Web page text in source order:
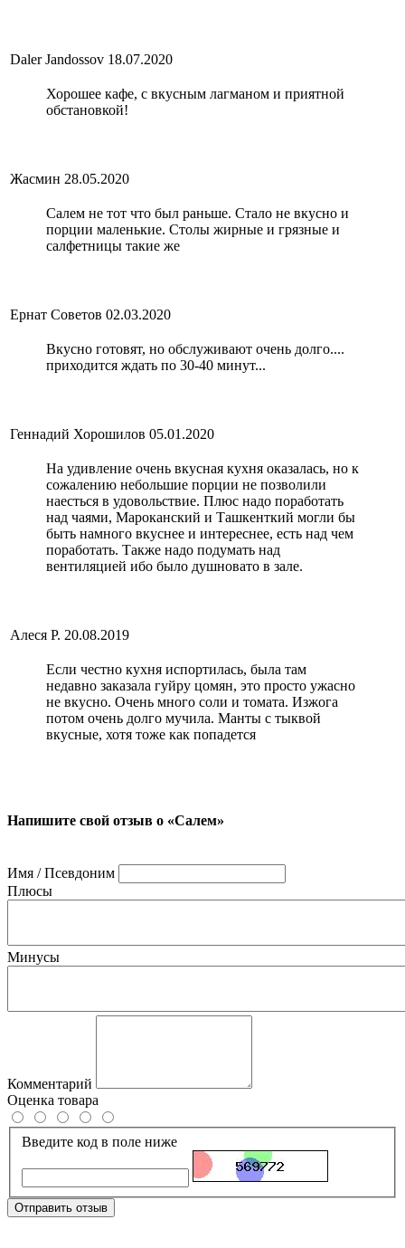
Daler Jandossov 18.07.2020
Хорошее кафе, с вкусным лагманом и приятной
обстановкой!
Жасмин 28.05.2020
Салем не тот что был раньше. Стало не вкусно и
порции маленькие. Столы жирные и грязные и
салфетницы такие же
Ернат Советов 02.03.2020
Вкусно готовят, но обслуживают очень долго....
приходится ждать по 30-40 минут...
Геннадий Хорошилов 05.01.2020
На удивление очень вкусная кухня оказалась, но к
сожалению небольшие порции не позволили
наесться в удовольствие. Плюс надо поработать
над чаями, Мароканский и Ташкенткий могли бы
быть намного вкуснее и интереснее, есть над чем
поработать. Также надо подумать над
вентиляцией ибо было душновато в зале.
Алеся Р. 20.08.2019
Если честно кухня испортилась, была там
недавно заказала гуйру цомян, это просто ужасно
не вкусно. Очень много соли и томата. Изжога
потом очень долго мучила. Манты с тыквой
вкусные, хотя тоже как попадется
Напишите свой отзыв о «Салем»
Имя / Псевдоним
Плюсы
Минусы
Комментарий
Оценка товара
Введите код в поле ниже
Отправить отзыв